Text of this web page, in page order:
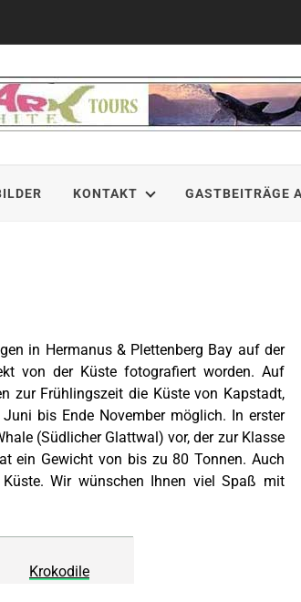
KONTAKT GASTBEITRÄGE
in Hermanus & Plettenberg Bay auf der
von der Küste fotografiert worden. Auf
zur Frühlingszeit die Küste von Kapstadt,
bis Ende November möglich. In erster
(Südlicher Glattwal) vor, der zur Klasse
ein Gewicht von bis zu 80 Tonnen. Auch
Küste. Wir wünschen Ihnen viel Spaß mit
Krokodile